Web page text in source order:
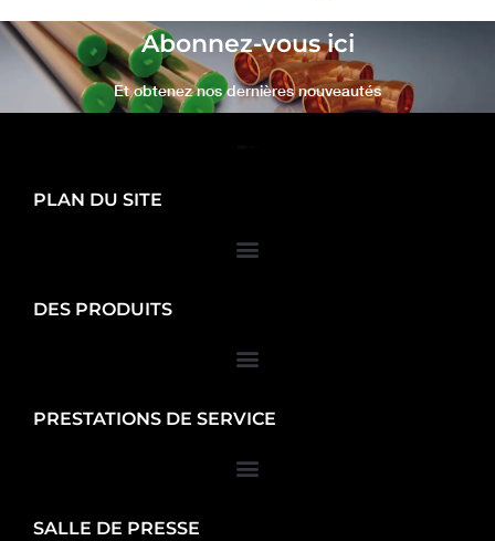
Abonnez-vous ici
Et obtenez nos dernières nouveautés
PLAN DU SITE
DES PRODUITS
PRESTATIONS DE SERVICE
SALLE DE PRESSE